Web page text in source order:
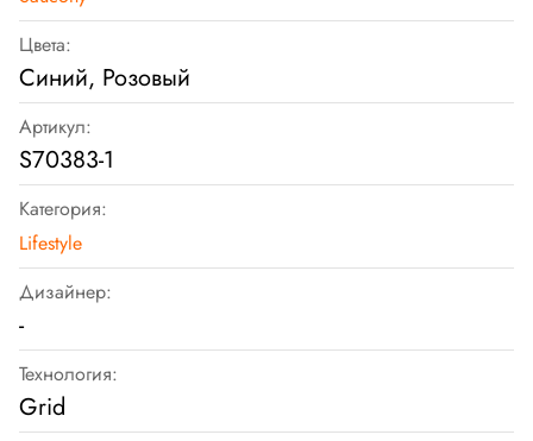
Цвета:
Синий, Розовый
Артикул:
S70383-1
Категория:
Lifestyle
Дизайнер:
-
Технология:
Grid